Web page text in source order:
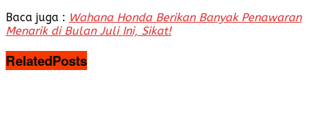
Baca juga : Wahana Honda Berikan Banyak Penawaran
Menarik di Bulan Juli Ini, Sikat!
RelatedPosts